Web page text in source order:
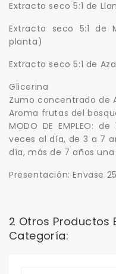
Extracto seco 5:1 de
Extracto seco 5:1 de
planta)
Extracto seco 5:1 de
Glicerina
Zumo concentrado de
Aroma frutas del
MODO DE EMPLEO:
veces al día, de 3 a 7
día, más de 7 años
Presentación: Envase
2 Otros Productos
Categoría: